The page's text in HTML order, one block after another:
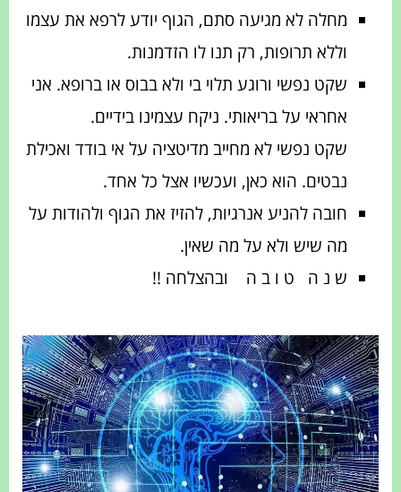
מחלה לא מגיעה סתם, הגוף יודע לרפא את עצמו
וללא תרופות, רק תנו לו הזדמנות.
שקט נפשי ורוגע תלוי בי ולא בבוס או ברופא. אני
אחראי על בריאותי. ניקח עצמינו בידיים.
שקט נפשי לא מחייב מדיטציה על אי בודד ואכילת
נבטים. הוא כאן, ועכשיו אצל כל אחד.
חובה להניע אנרגיות, להזיז את הגוף ולהודות על
מה שיש ולא על מה שאין.
ש נ ה ט ו ב ה ובהצלחה !!